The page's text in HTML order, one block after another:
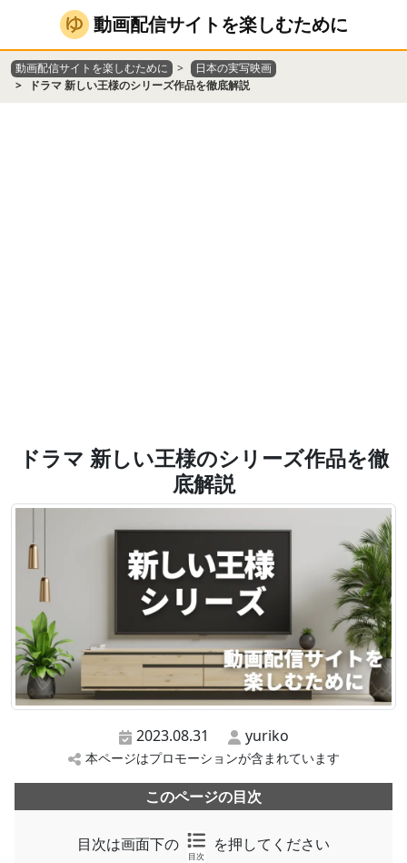
動画配信サイトを楽しむために
動画配信サイトを楽しむために
日本の実写映画
ドラマ 新しい王様のシリーズ作品を徹底解説
ドラマ 新しい王様のシリーズ作品を徹
底解説
2023.08.31 yuriko
本ページはプロモーションが含まれています
このページの目次
目次は画面下の
目次
を押してください